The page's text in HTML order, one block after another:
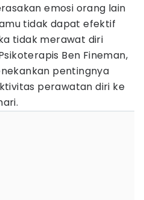
emosi orang lain
tidak dapat efektif
tidak merawat diri
Ben Fineman,
pentingnya
perawatan diri ke